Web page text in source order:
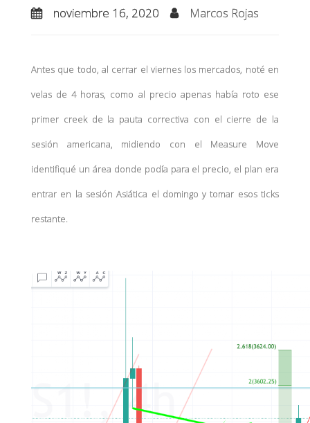
noviembre 16, 2020 Marcos Rojas
Antes que todo, al cerrar el viernes los mercados, noté en
velas de 4 horas, como al precio apenas había roto ese
primer creek de la pauta correctiva con el cierre de la
sesión americana, midiendo con el Measure Move
identifiqué un área donde podía para el precio, el plan era
entrar en la sesión Asiática el domingo y tomar esos ticks
restante.